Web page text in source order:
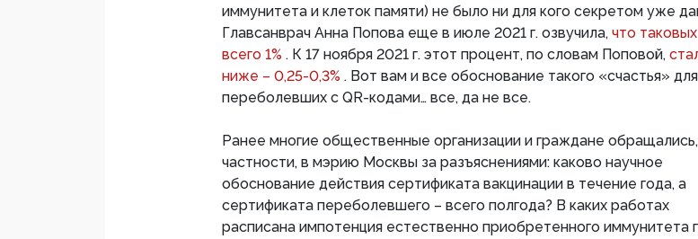
иммунитета и клеток памяти) не было ни для кого секретом уже
Главсанврач Анна Попова еще в июле 2021 г. озвучила, что таковых
всего 1% . К 17 ноября 2021 г. этот процент, по словам Поповой,
ниже – 0,25-0,3% . Вот вам и все обоснование такого «cчастья» для
переболевших с QR-кодами… все, да не все.
Ранее многие общественные организации и граждане
частности, в мэрию Москвы за разъяснениями: каково научное
обоснование действия сертификата вакцинации в течение года, а
сертификата переболевшего – всего полгода? В каких работах
расписана импотенция естественно приобретенного иммунитета